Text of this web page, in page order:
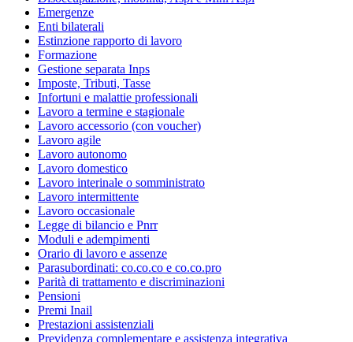
Emergenze
Enti bilaterali
Estinzione rapporto di lavoro
Formazione
Gestione separata Inps
Imposte, Tributi, Tasse
Infortuni e malattie professionali
Lavoro a termine e stagionale
Lavoro accessorio (con voucher)
Lavoro agile
Lavoro autonomo
Lavoro domestico
Lavoro interinale o somministrato
Lavoro intermittente
Lavoro occasionale
Legge di bilancio e Pnrr
Moduli e adempimenti
Orario di lavoro e assenze
Parasubordinati: co.co.co e co.co.pro
Parità di trattamento e discriminazioni
Pensioni
Premi Inail
Prestazioni assistenziali
Previdenza complementare e assistenza integrativa